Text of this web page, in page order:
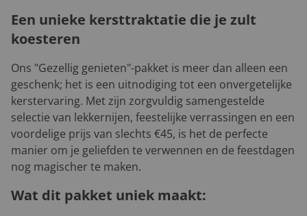
Een unieke kersttraktatie die je zult
koesteren
Ons "Gezellig genieten"-pakket is meer dan alleen een
geschenk; het is een uitnodiging tot een onvergetelijke
kerstervaring. Met zijn zorgvuldig samengestelde
selectie van lekkernijen, feestelijke verrassingen en een
voordelige prijs van slechts €45, is het de perfecte
manier om je geliefden te verwennen en de feestdagen
nog magischer te maken.
Wat dit pakket uniek maakt: